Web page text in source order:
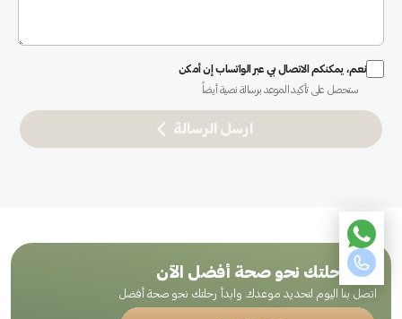
نعم، يمكنكم الاتصال بي عبر الواتساب إن أمكن
ستحصل على تأكيد الموعد برسالة نصية أيضاً
ارسل الرسالة
ابدأ رحلتك نحو صحة أفضل الآن
اتصل بنا اليوم لتحديد موعدك وابدأ رحلتك نحو صحة أفضل